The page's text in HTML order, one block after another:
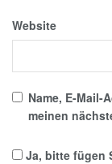
Website
Name, E-Mail-
meinen
Ja, bitte fügen